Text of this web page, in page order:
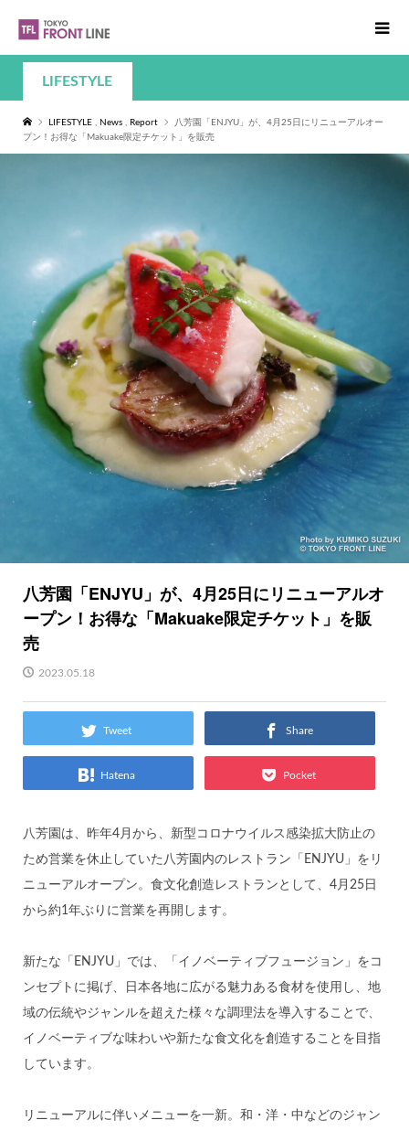
LIFESTYLE
LIFESTYLE , News , Report
八芳園「ENJYU」が、4月25日にリニューアルオー
プン！お得な「Makuake限定チケット」を販売
八芳園「ENJYU」が、4月25日にリニューアルオ
ープン！お得な「Makuake限定チケット」を販
売
2023.05.18
Tweet Share
Hatena Pocket
八芳園は、昨年4月から、新型コロナウイルス感染拡大防止の
ため営業を休止していた八芳園内のレストラン「ENJYU」をリ
ニューアルオープン。食文化創造レストランとして、4月25日
から約1年ぶりに営業を再開します。
新たな「ENJYU」では、「イノベーティブフュージョン」をコ
ンセプトに掲げ、日本各地に広がる魅力ある食材を使用し、地
域の伝統やジャンルを超えた様々な調理法を導入することで、
イノベーティブな味わいや新たな食文化を創造することを目指
しています。
リニューアルに伴いメニューを一新。和・洋・中などのジャン